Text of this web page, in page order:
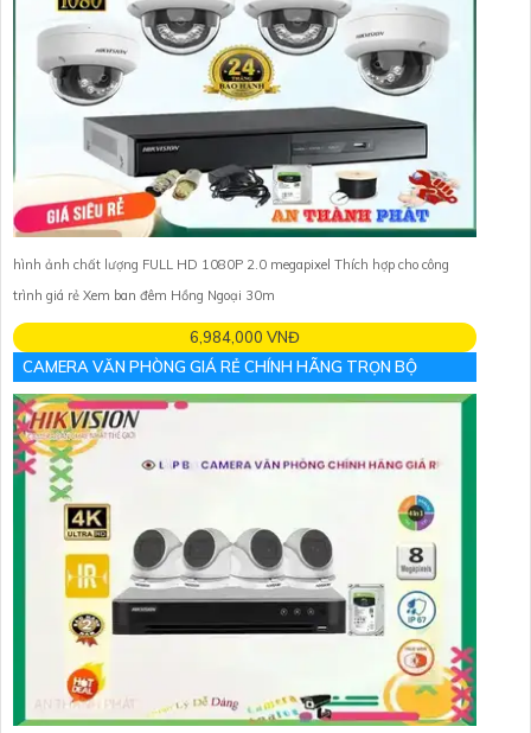
hình ảnh chất lượng FULL HD 1080P 2.0 megapixel Thích hợp cho công
trình giá rẻ Xem ban đêm Hồng Ngoại 30m
6,984,000 VNĐ
CAMERA VĂN PHÒNG GIÁ RẺ CHÍNH HÃNG TRỌN BỘ